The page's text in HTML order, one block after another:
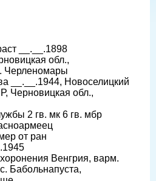
__.__.1898
обл.,
Черленомары
__.__.1944, Новоселицкий
Черновицкая обл.,
2 гв. мк 6 гв. мбр
от ран
Венгрия, варм.
Бабольнапуста,